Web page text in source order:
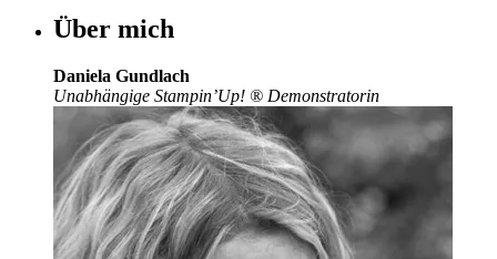
Über mich
Daniela Gundlach
Unabhängige Stampin’Up! ® Demonstratorin